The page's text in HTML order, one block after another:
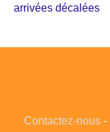
arrivées décalées
Contactez-nous-